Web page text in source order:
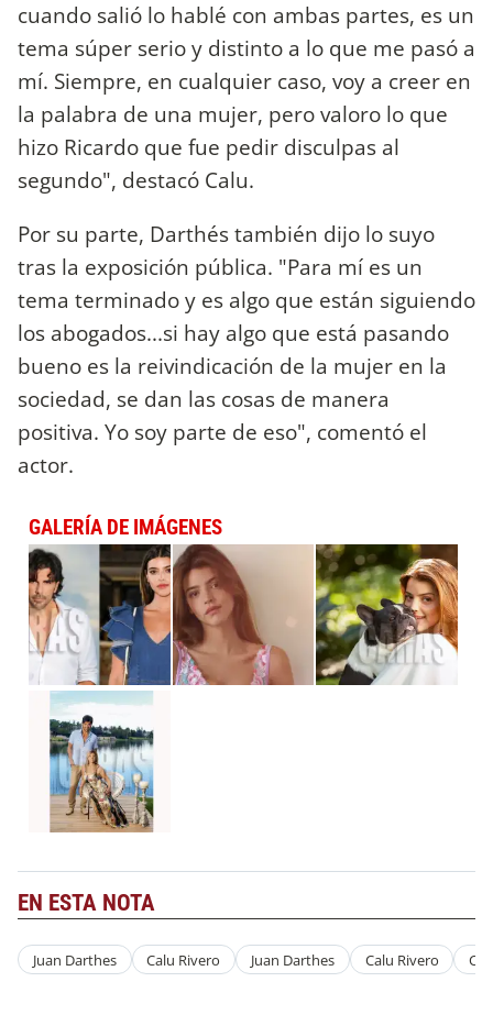
cuando salió lo hablé con ambas partes, es un
tema súper serio y distinto a lo que me pasó a
mí. Siempre, en cualquier caso, voy a creer en
la palabra de una mujer, pero valoro lo que
hizo Ricardo que fue pedir disculpas al
segundo", destacó Calu.
Por su parte, Darthés también dijo lo suyo
tras la exposición pública. "Para mí es un
tema terminado y es algo que están siguiendo
los abogados...si hay algo que está pasando
bueno es la reivindicación de la mujer en la
sociedad, se dan las cosas de manera
positiva. Yo soy parte de eso", comentó el
actor.
GALERÍA DE IMÁGENES
EN ESTA NOTA
Juan Darthes Calu Rivero Juan Darthes Calu Rivero